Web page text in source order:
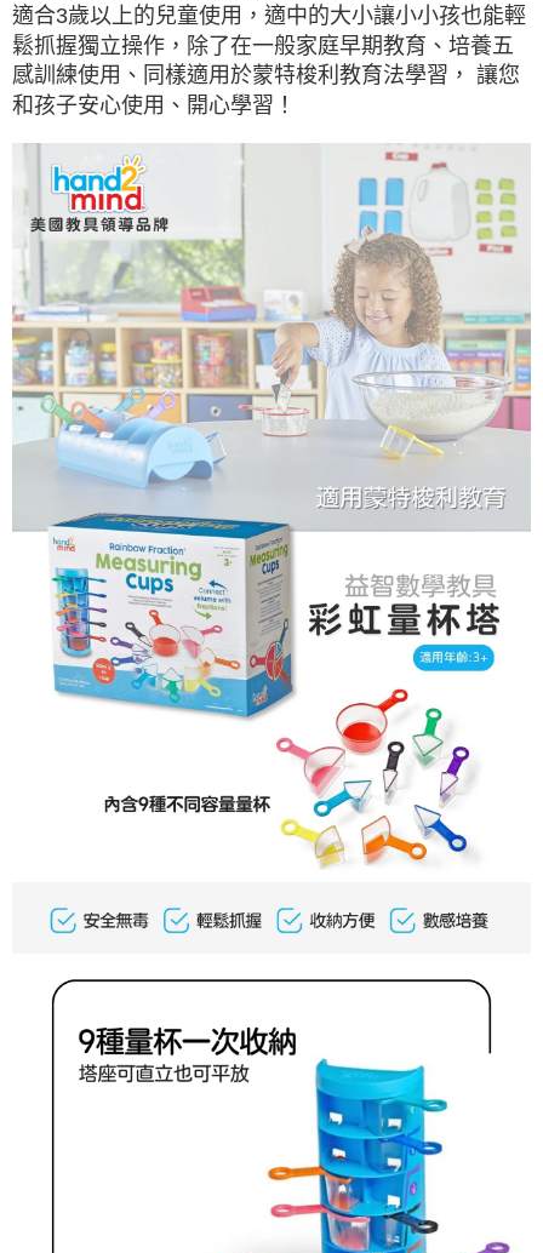
適合3歲以上的兒童使用，適中的大小讓小小孩也能輕
鬆抓握獨立操作，除了在一般家庭早期教育、培養五
感訓練使用、同樣適用於蒙特梭利教育法學習， 讓您
和孩子安心使用、開心學習！